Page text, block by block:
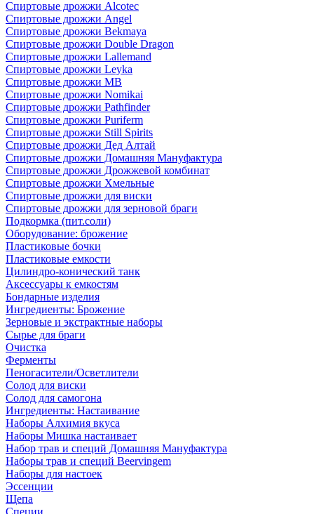
Спиртовые дрожжи Alcotec
Спиртовые дрожжи Angel
Спиртовые дрожжи Bekmaya
Спиртовые дрожжи Double Dragon
Спиртовые дрожжи Lallemand
Спиртовые дрожжи Leyka
Спиртовые дрожжи MB
Спиртовые дрожжи Nomikai
Спиртовые дрожжи Pathfinder
Спиртовые дрожжи Puriferm
Спиртовые дрожжи Still Spirits
Спиртовые дрожжи Дед Алтай
Спиртовые дрожжи Домашняя Мануфактура
Спиртовые дрожжи Дрожжевой комбинат
Спиртовые дрожжи Хмельные
Спиртовые дрожжи для виски
Спиртовые дрожжи для зерновой браги
Подкормка (пит.соли)
Оборудование: брожение
Пластиковые бочки
Пластиковые емкости
Цилиндро-конический танк
Аксессуары к емкостям
Бондарные изделия
Ингредиенты: Брожение
Зерновые и экстрактные наборы
Сырье для браги
Очистка
Ферменты
Пеногасители/Осветлители
Солод для виски
Солод для самогона
Ингредиенты: Настаивание
Наборы Алхимия вкуса
Наборы Мишка настаивает
Набор трав и специй Домашняя Мануфактура
Наборы трав и специй Beervingem
Наборы для настоек
Эссенции
Щепа
Специи